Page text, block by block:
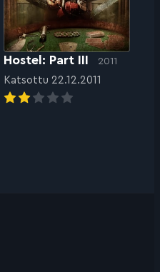
Hostel: Part III 2011
Katsottu 22.12.2011